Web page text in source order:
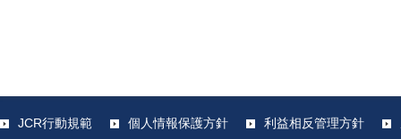
JCR行動規範 個人情報保護方針 利益相反管理方針